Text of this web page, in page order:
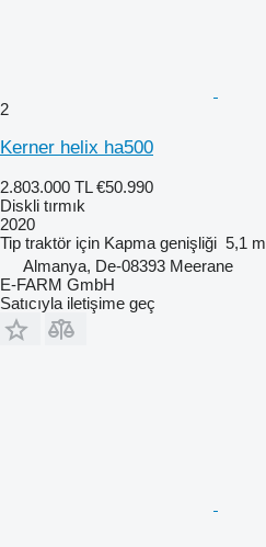
2
Kerner helix ha500
2.803.000 TL €50.990
Diskli tırmık
2020
Tip traktör için Kapma genişliği 5,1 m
Almanya, De-08393 Meerane
E-FARM GmbH
Satıcıyla iletişime geç